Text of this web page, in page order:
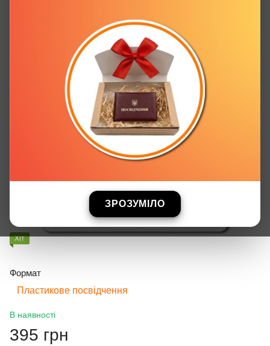
ЗРОЗУМІЛО
Хіт
Формат
Пластикове посвідчення
В наявності
395 грн